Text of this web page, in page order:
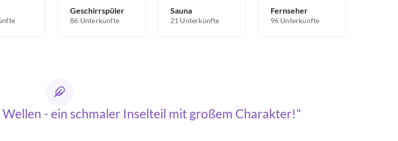
Geschirrspüler
86 Unterkünfte
Sauna
21 Unterkünfte
Fernseher
96 Unterkünfte
- ein schmaler Inselteil mit großem Charakter!